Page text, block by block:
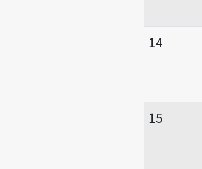
14
15